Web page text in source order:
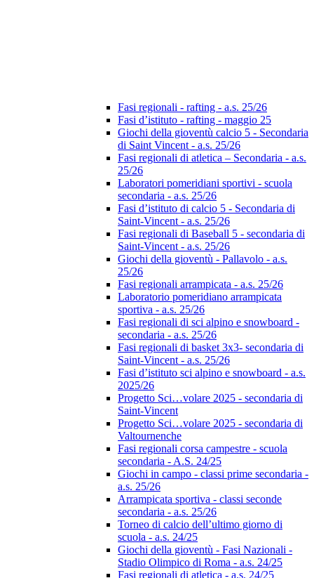
Fasi regionali - rafting - a.s. 25/26
Fasi d’istituto - rafting - maggio 25
Giochi della gioventù calcio 5 - Secondaria
di Saint Vincent - a.s. 25/26
Fasi regionali di atletica – Secondaria - a.s.
25/26
Laboratori pomeridiani sportivi - scuola
secondaria - a.s. 25/26
Fasi d’istituto di calcio 5 - Secondaria di
Saint-Vincent - a.s. 25/26
Fasi regionali di Baseball 5 - secondaria di
Saint-Vincent - a.s. 25/26
Giochi della gioventù - Pallavolo - a.s.
25/26
Fasi regionali arrampicata - a.s. 25/26
Laboratorio pomeridiano arrampicata
sportiva - a.s. 25/26
Fasi regionali di sci alpino e snowboard -
secondaria - a.s. 25/26
Fasi regionali di basket 3x3- secondaria di
Saint-Vincent - a.s. 25/26
Fasi d’istituto sci alpino e snowboard - a.s.
2025/26
Progetto Sci…volare 2025 - secondaria di
Saint-Vincent
Progetto Sci…volare 2025 - secondaria di
Valtournenche
Fasi regionali corsa campestre - scuola
secondaria - A.S. 24/25
Giochi in campo - classi prime secondaria -
a.s. 25/26
Arrampicata sportiva - classi seconde
secondaria - a.s. 25/26
Torneo di calcio dell’ultimo giorno di
scuola - a.s. 24/25
Giochi della gioventù - Fasi Nazionali -
Stadio Olimpico di Roma - a.s. 24/25
Fasi regionali di atletica - a.s. 24/25